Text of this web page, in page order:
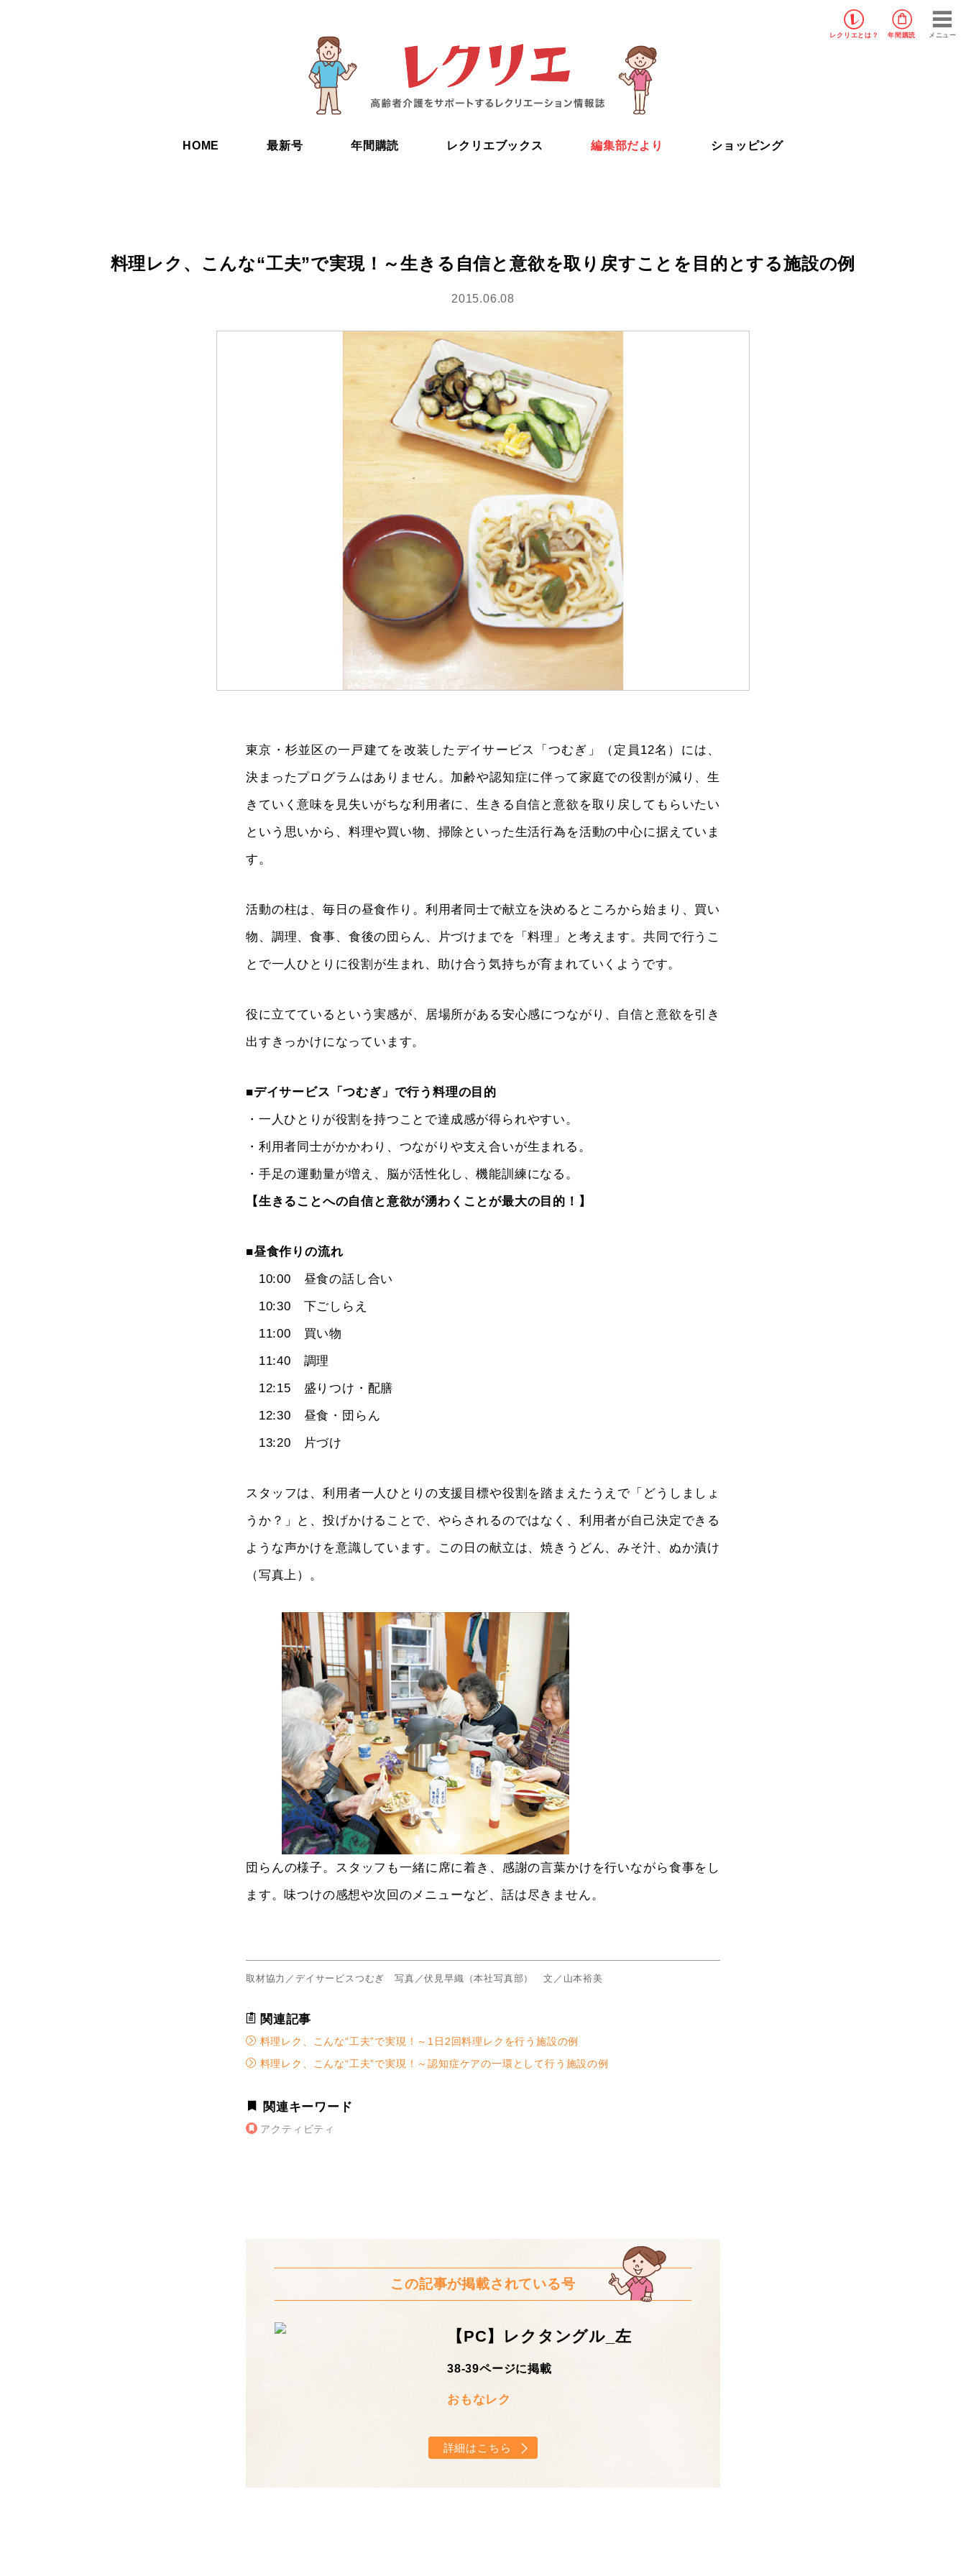
レクリエ とは？ 年間購読 メニュー
HOME 最新号 年間購読 レクリエブックス 編集部だより ショッピング
料理レク、こんな“工夫”で実現！～生きる自信と意欲を取り戻すことを目的とする施設の例
2015.06.08
東京・杉並区の一戸建てを改装したデイサービス「つむぎ」（定員12名）には、
決まったプログラムはありません。加齢や認知症に伴って家庭での役割が減り、生
きていく意味を見失いがちな利用者に、生きる自信と意欲を取り戻してもらいたい
という思いから、料理や買い物、掃除といった生活行為を活動の中心に据えていま
す。
活動の柱は、毎日の昼食作り。利用者同士で献立を決めるところから始まり、買い
物、調理、食事、食後の団らん、片づけまでを「料理」と考えます。共同で行うこ
とで一人ひとりに役割が生まれ、助け合う気持ちが育まれていくようです。
役に立てているという実感が、居場所がある安心感につながり、自信と意欲を引き
出すきっかけになっています。
■デイサービス「つむぎ」で行う料理の目的
・一人ひとりが役割を持つことで達成感が得られやすい。
・利用者同士がかかわり、つながりや支え合いが生まれる。
・手足の運動量が増え、脳が活性化し、機能訓練になる。
【生きることへの自信と意欲が湧わくことが最大の目的！】
■昼食作りの流れ
10:00 昼食の話し合い
10:30 下ごしらえ
11:00 買い物
11:40 調理
12:15 盛りつけ・配膳
12:30 昼食・団らん
13:20 片づけ
スタッフは、利用者一人ひとりの支援目標や役割を踏まえたうえで「どうしましょ
うか？」と、投げかけることで、やらされるのではなく、利用者が自己決定できる
ような声かけを意識しています。この日の献立は、焼きうどん、みそ汁、ぬか漬け
（写真上）。
団らんの様子。スタッフも一緒に席に着き、感謝の言葉かけを行いながら食事をし
ます。味つけの感想や次回のメニューなど、話は尽きません。
取材協力／デイサービスつむぎ 写真／伏見早織（本社写真部） 文／山本裕美
関連記事
料理レク、こんな“工夫”で実現！～1日2回料理レクを行う施設の例
料理レク、こんな“工夫”で実現！～認知症ケアの一環として行う施設の例
関連キーワード
アクティビティ
この記事が掲載されている号
【PC】レクタングル_左
38-39ページに掲載
おもなレク
詳細はこちら